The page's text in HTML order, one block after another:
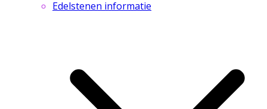
Edelstenen informatie